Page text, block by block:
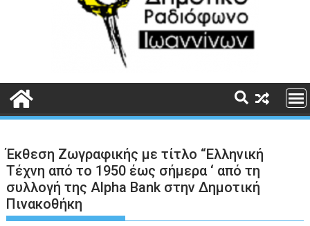
Έκθεση Ζωγραφικής με τίτλο “Ελληνική
Τέχνη από το 1950 έως σήμερα ‘ από τη
συλλογή της Alpha Bank στην Δημοτική
Πινακοθήκη